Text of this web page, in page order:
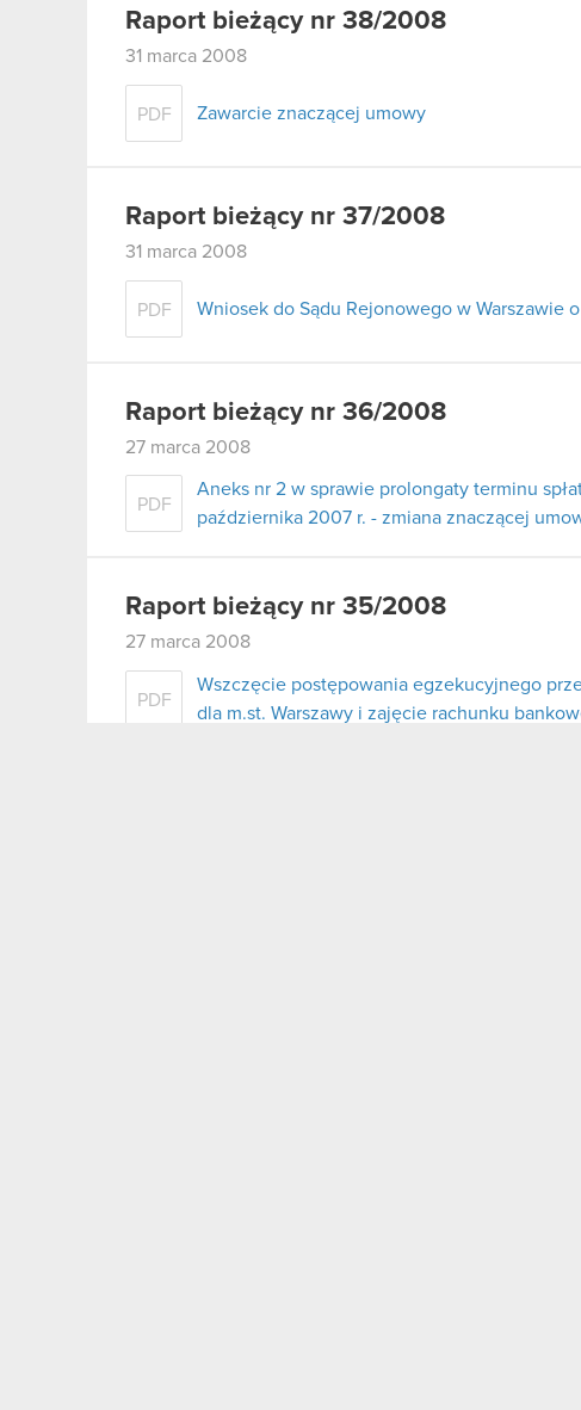
Raport bieżący nr 38/2008
31 marca 2008
PDF Zawarcie znaczącej umowy
Raport bieżący nr 37/2008
31 marca 2008
PDF Wniosek do Sądu Rejonowego w Warszawie
Raport bieżący nr 36/2008
27 marca 2008
PDF
Aneks nr 2 w sprawie prolongaty terminu
października 2007 r. - zmiana znaczącej
Raport bieżący nr 35/2008
27 marca 2008
PDF
Wszczęcie postępowania egzekucyjnego
dla m.st. Warszawy i zajęcie rachunku